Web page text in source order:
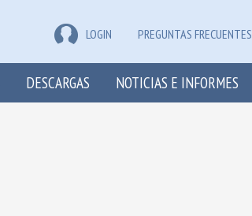
LOGIN PREGUNTAS FRECUENTES
DESCARGAS NOTICIAS E INFORMES